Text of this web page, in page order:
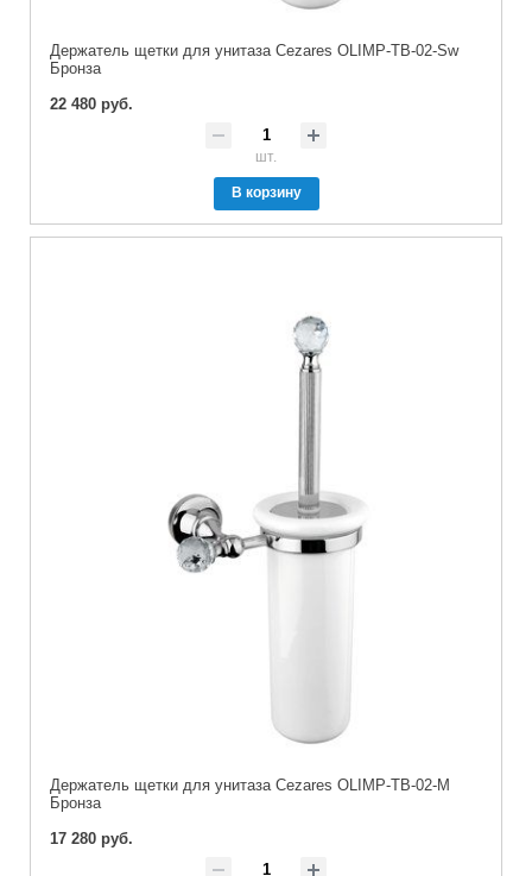
Держатель щетки для унитаза Cezares OLIMP-TB-02-Sw
Бронза
22 480 руб.
шт.
В корзину
Держатель щетки для унитаза Cezares OLIMP-TB-02-M
Бронза
17 280 руб.